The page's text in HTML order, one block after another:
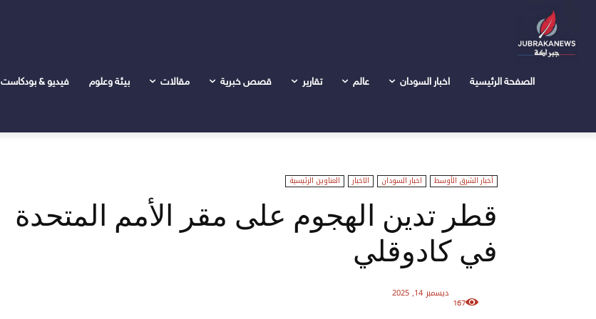
الصفحة الرئيسية اخبار السودان عالم تقارير قصص خبرية مقالات بيئة وعلوم فيديو & بودكاست
أخبار الشرق الأوسط اخبار السودان الاخبار العناوين الرئيسية
قطر تدين الهجوم على مقر الأمم المتحدة
في كادوقلي
ديسمبر 14, 2025
167